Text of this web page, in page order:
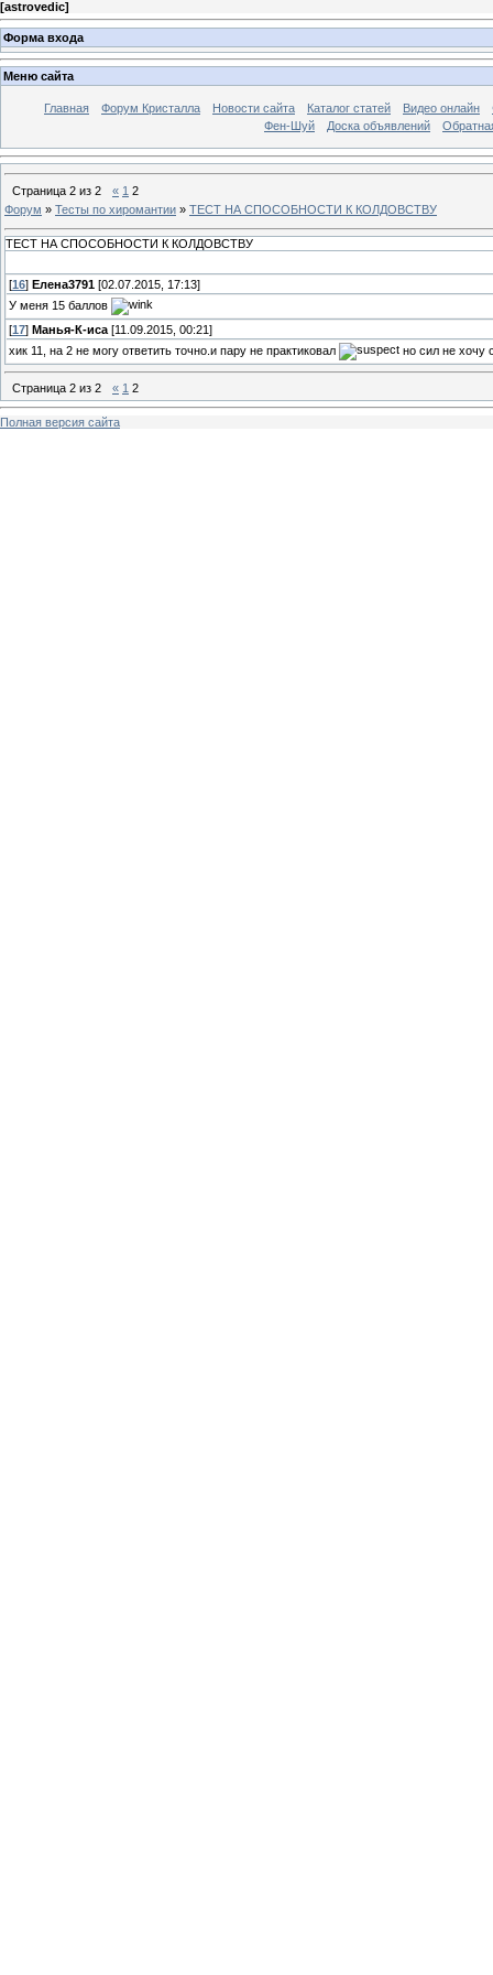
[astrovedic]
Форма входа
Меню сайта
Главная Форум Кристалла Новости сайта Каталог статей Видео онлайн
Фен-Шуй
Доска объявлений
Страница 2 из 2 « 1 2
Форум » Тесты по хиромантии » ТЕСТ НА СПОСОБНОСТИ К КОЛДОВСТВУ
ТЕСТ НА СПОСОБНОСТИ К КОЛДОВСТВУ
[16] Елена3791 [02.07.2015, 17:13]
У меня 15 баллов
[17] Манья-К-иса [11.09.2015, 00:21]
хик 11, на 2 не могу ответить точно.и пару не практиковал
но сил не хочу
Страница 2 из 2 « 1 2
Полная версия сайта